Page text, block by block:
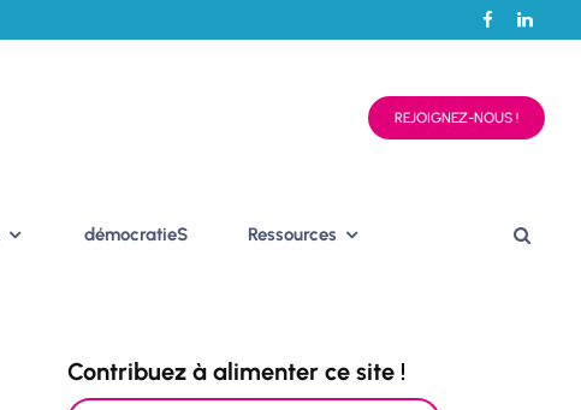
REJOIGNEZ-NOUS !
démocratieS Ressources
Contribuez à alimenter ce site !